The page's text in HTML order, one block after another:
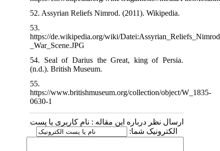
52. Assyrian Reliefs Nimrod. (2011). Wikipedia.
https://de.wikipedia.org/wiki/
_War_Scene.JPG
54. Seal of Darius the Great, king of Persia.
(n.d.). British Museum.
https://www.britishmuseum.org/collection/object/
ارسال نظر درباره این مقاله : نام کاربری یا پست
الکترونیک شما: